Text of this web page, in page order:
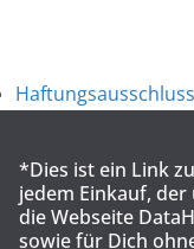
Haftungsausschluss
*Dies ist ein Link
jedem Einkauf,
die Webseite
sowie für Dich